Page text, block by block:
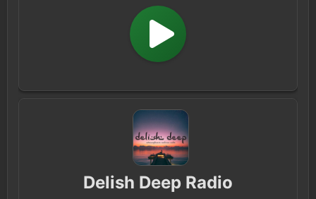
Delish Deep Radio